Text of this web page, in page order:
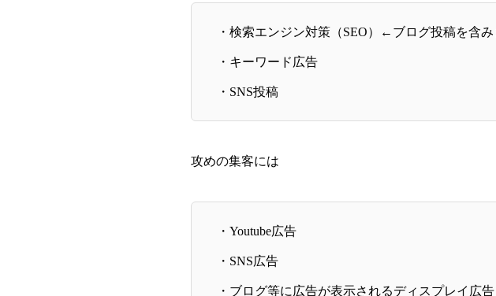
・検索エンジン対策（SEO）←ブログ投稿を含み
・キーワード広告
・SNS投稿
攻めの集客には
・Youtube広告
・SNS広告
・ブログ等に広告が表示されるディスプレイ広告